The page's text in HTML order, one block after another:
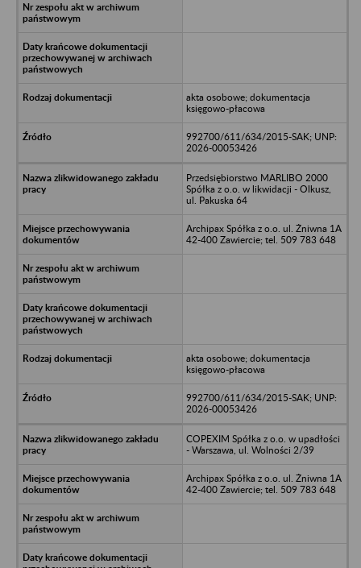
akta osobowe; dokumentacja
księgowo-płacowa
992700/611/634/2015-SAK; UNP:
2026-00053426
Przedsiębiorstwo MARLIBO 2000
Spółka z o.o. w likwidacji - Olkusz,
ul. Pakuska 64
Archipax Spółka z o.o. ul. Żniwna 1A
42-400 Zawiercie; tel. 509 783 648
akta osobowe; dokumentacja
księgowo-płacowa
992700/611/634/2015-SAK; UNP:
2026-00053426
COPEXIM Spółka z o.o. w upadłości
- Warszawa, ul. Wolności 2/39
Archipax Spółka z o.o. ul. Żniwna 1A
42-400 Zawiercie; tel. 509 783 648